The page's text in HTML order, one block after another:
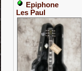
Epiphone
Les Paul